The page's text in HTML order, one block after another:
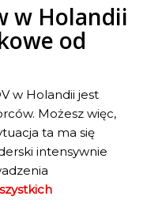
w Holandii
od
w Holandii jest
Możesz więc,
ta ma się
intensywnie